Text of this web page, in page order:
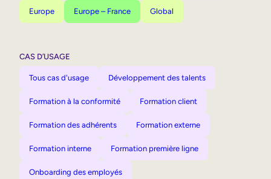
Europe Europe – France Global
CAS D’USAGE
Tous cas d'usage Développement des talents
Formation à la conformité Formation client
Formation des adhérents Formation externe
Formation interne Formation première ligne
Onboarding des employés